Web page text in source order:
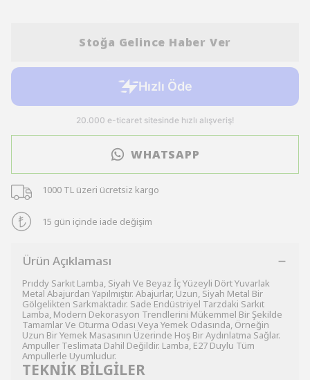
Stoğa Gelince Haber Ver
WHATSAPP
1000 TL üzeri ücretsiz kargo
15 gün içinde iade değişim
Ürün Açıklaması
Prıddy Sarkıt Lamba, Siyah Ve Beyaz İç Yüzeyli Dört Yuvarlak
Metal Abajurdan Yapılmıştır. Abajurlar, Uzun, Siyah Metal Bir
Gölgelikten Sarkmaktadır. Sade Endüstriyel Tarzdaki Sarkıt
Lamba, Modern Dekorasyon Trendlerini Mükemmel Bir Şekilde
Tamamlar Ve Oturma Odası Veya Yemek Odasında, Örneğin
Uzun Bir Yemek Masasının Üzerinde Hoş Bir Aydınlatma Sağlar.
Ampuller Teslimata Dahil Değildir. Lamba, E27 Duylu Tüm
Ampullerle Uyumludur.
TEKNİK BİLGİLER